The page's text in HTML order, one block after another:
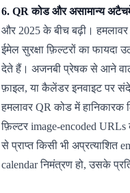
6. QR कोड और असामान्य
और 2025 के बीच बढ़ी।
ईमेल सुरक्षा फ़िल्टरों का फायदा
देते हैं। अजनबी प्रेषक से आने
फ़ाइल, या कैलेंडर इनवाइट पर
हमलावर QR कोड में हानिकारक
फ़िल्टर image-encoded
से प्राप्त किसी भी अप्रत्याशित
calendar निमंत्रण हो, उसके